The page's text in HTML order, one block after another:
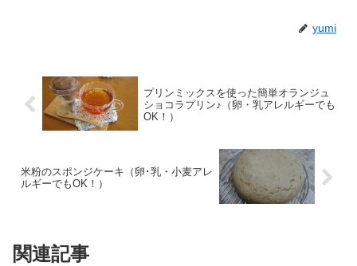
yumi
プリンミックスを使った簡単オランジュ
ショコラプリン♪（卵・乳アレルギーでも
OK！）
米粉のスポンジケーキ（卵･乳・小麦アレ
ルギーでもOK！）
関連記事